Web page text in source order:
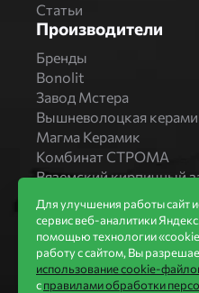
Статьи
Производители
Бренды
Bonolit
Завод Мстера
Вышневолоцкая
Магма Керамик
Комбинат СТРОМА
Вяземский кирпичный
Продукция
Каталог
Блоки Bonolit
Строительный кирпич
Облицовочный кирпич
Для улучшения работы сайт
сервис веб-аналитики
помощью технологии
работу с сайтом, Вы
использование cookie-
справилами обработки